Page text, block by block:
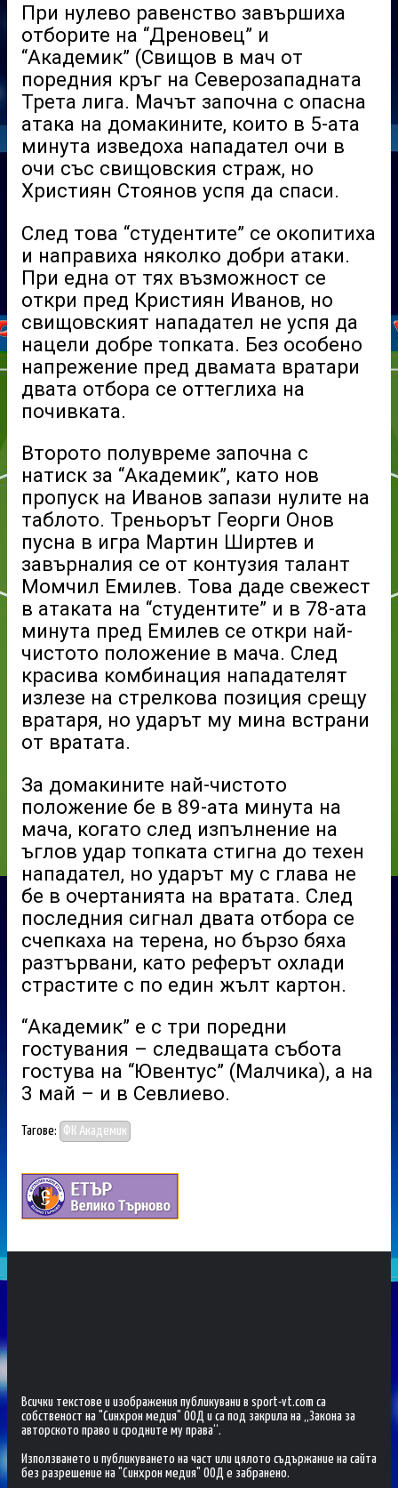
При нулево равенство завършиха
отборите на “Дреновец” и
“Академик” (Свищов в мач от
поредния кръг на Северозападната
Трета лига. Мачът започна с опасна
атака на домакините, които в 5-ата
минута изведоха нападател очи в
очи със свищовския страж, но
Християн Стоянов успя да спаси.
След това “студентите” се окопитиха
и направиха няколко добри атаки.
При една от тях възможност се
откри пред Кристиян Иванов, но
свищовският нападател не успя да
нацели добре топката. Без особено
напрежение пред двамата вратари
двата отбора се оттеглиха на
почивката.
Второто полувреме започна с
натиск за “Академик”, като нов
пропуск на Иванов запази нулите на
таблото. Треньорът Георги Онов
пусна в игра Мартин Ширтев и
завърналия се от контузия талант
Момчил Емилев. Това даде свежест
в атаката на “студентите” и в 78-ата
минута пред Емилев се откри най-
чистото положение в мача. След
красива комбинация нападателят
излезе на стрелкова позиция срещу
вратаря, но ударът му мина встрани
от вратата.
За домакините най-чистото
положение бе в 89-ата минута на
мача, когато след изпълнение на
ъглов удар топката стигна до техен
нападател, но ударът му с глава не
бе в очертанията на вратата. След
последния сигнал двата отбора се
счепкаха на терена, но бързо бяха
разтървани, като реферът охлади
страстите с по един жълт картон.
“Академик” е с три поредни
гостувания – следващата събота
гостува на “Ювентус” (Малчика), а на
3 май – и в Севлиево.
Тагове: ФК Академик
Всички текстове и изображения публикувани в sport-vt.com са
собственост на "Синхрон медия" ООД и са под закрила на „Закона за
авторското право и сродните му права“.
Използването и публикуването на част или цялото съдържание на сайта
без разрешение на "Синхрон медия" ООД е забранено.